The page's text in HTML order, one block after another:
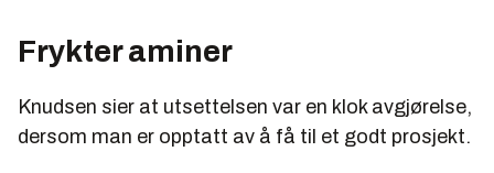
Frykter aminer
Knudsen sier at utsettelsen var en klok avgjørelse,
dersom man er opptatt av å få til et godt prosjekt.